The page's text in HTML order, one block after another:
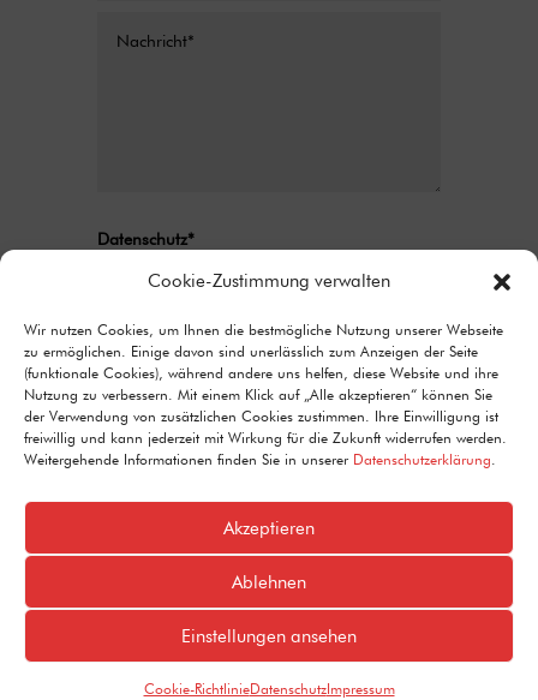
Cookie-Zustimmung verwalten
Wir nutzen Cookies, um Ihnen die bestmögliche Nutzung unserer Webseite
zu ermöglichen. Einige davon sind unerlässlich zum Anzeigen der Seite
(funktionale Cookies), während andere uns helfen, diese Website und ihre
Nutzung zu verbessern. Mit einem Klick auf „Alle akzeptieren“ können Sie
der Verwendung von zusätzlichen Cookies zustimmen. Ihre Einwilligung ist
freiwillig und kann jederzeit mit Wirkung für die Zukunft widerrufen werden.
Weitergehende Informationen finden Sie in unserer Datenschutzerklärung.
Akzeptieren
Ablehnen
Einstellungen ansehen
Cookie-RichtlinieDatenschutzImpressum
Datenschutz*
Ich stimme zu, dass meine Angaben aus
meiner Anfrage erhoben und verarbeitet
werden. Detaillierte Informationen zum
Umgang mit Nutzerdaten finden Sie in unserer
Datenschutzerklärung.
10 + 10= Senden
Alternative:
© 2024 SPD Koblenz